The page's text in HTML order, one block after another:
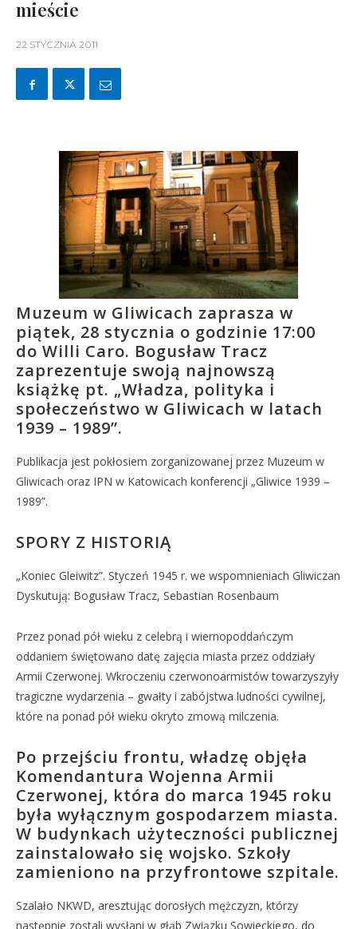
mieście
22 STYCZNIA 2011
Muzeum w Gliwicach zaprasza w
piątek, 28 stycznia o godzinie 17:00
do Willi Caro. Bogusław Tracz
zaprezentuje swoją najnowszą
książkę pt. „Władza, polityka i
społeczeństwo w Gliwicach w latach
1939 – 1989”.
Publikacja jest pokłosiem zorganizowanej przez Muzeum w
Gliwicach oraz IPN w Katowicach konferencji „Gliwice 1939 –
1989”.
SPORY Z HISTORIĄ
„Koniec Gleiwitz”. Styczeń 1945 r. we wspomnieniach Gliwiczan
Dyskutują: Bogusław Tracz, Sebastian Rosenbaum
Przez ponad pół wieku z celebrą i wiernopoddańczym
oddaniem świętowano datę zajęcia miasta przez oddziały
Armii Czerwonej. Wkroczeniu czerwonoarmistów towarzyszyły
tragiczne wydarzenia – gwałty i zabójstwa ludności cywilnej,
które na ponad pół wieku okryto zmową milczenia.
Po przejściu frontu, władzę objęła
Komendantura Wojenna Armii
Czerwonej, która do marca 1945 roku
była wyłącznym gospodarzem miasta.
W budynkach użyteczności publicznej
zainstalowało się wojsko. Szkoły
zamieniono na przyfrontowe szpitale.
Szalało NKWD, aresztując dorosłych mężczyzn, którzy
następnie zostali wysłani w głąb Związku Sowieckiego, do